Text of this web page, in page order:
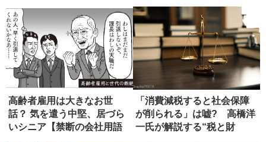
高齢者雇用は大きなお世
話？ 気を遣う中堅、居づら
いシニア【禁断の会社用語
「消費減税すると社会保障
が削られる」は嘘? 高橋洋
一氏が解説する“税と財